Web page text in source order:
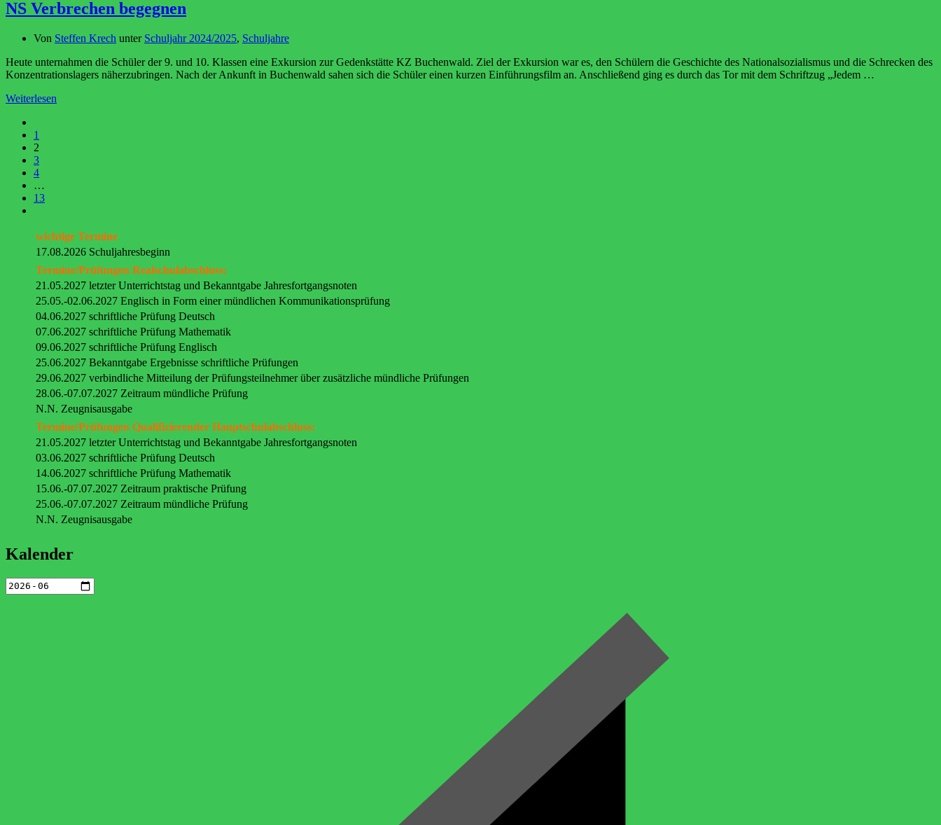
NS Verbrechen begegnen
Von Steffen Krech unter Schuljahr 2024/2025, Schuljahre
Heute unternahmen die Schüler der 9. und 10. Klassen eine Exkursion zur Gedenkstätte KZ Buchenwald. Ziel der Exkursion war es, den Schülern die Geschichte des Nationalsozialismus und die Schrecken des
Konzentrationslagers näherzubringen. Nach der Ankunft in Buchenwald sahen sich die Schüler einen kurzen Einführungsfilm an. Anschließend ging es durch das Tor mit dem Schriftzug „Jedem …
Weiterlesen
1
2
3
4
…
13
wichtige Termine
17.08.2026 Schuljahresbeginn
Termine/Prüfungen Realschulabschluss:
21.05.2027 letzter Unterrichtstag und Bekanntgabe Jahresfortgangsnoten
25.05.-02.06.2027 Englisch in Form einer mündlichen Kommunikationsprüfung
04.06.2027 schriftliche Prüfung Deutsch
07.06.2027 schriftliche Prüfung Mathematik
09.06.2027 schriftliche Prüfung Englisch
25.06.2027 Bekanntgabe Ergebnisse schriftliche Prüfungen
29.06.2027 verbindliche Mitteilung der Prüfungsteilnehmer über zusätzliche mündliche Prüfungen
28.06.-07.07.2027 Zeitraum mündliche Prüfung
N.N. Zeugnisausgabe
Termine/Prüfungen Qualifizierender Hauptschulabschluss:
21.05.2027 letzter Unterrichtstag und Bekanntgabe Jahresfortgangsnoten
03.06.2027 schriftliche Prüfung Deutsch
14.06.2027 schriftliche Prüfung Mathematik
15.06.-07.07.2027 Zeitraum praktische Prüfung
25.06.-07.07.2027 Zeitraum mündliche Prüfung
N.N. Zeugnisausgabe
Kalender